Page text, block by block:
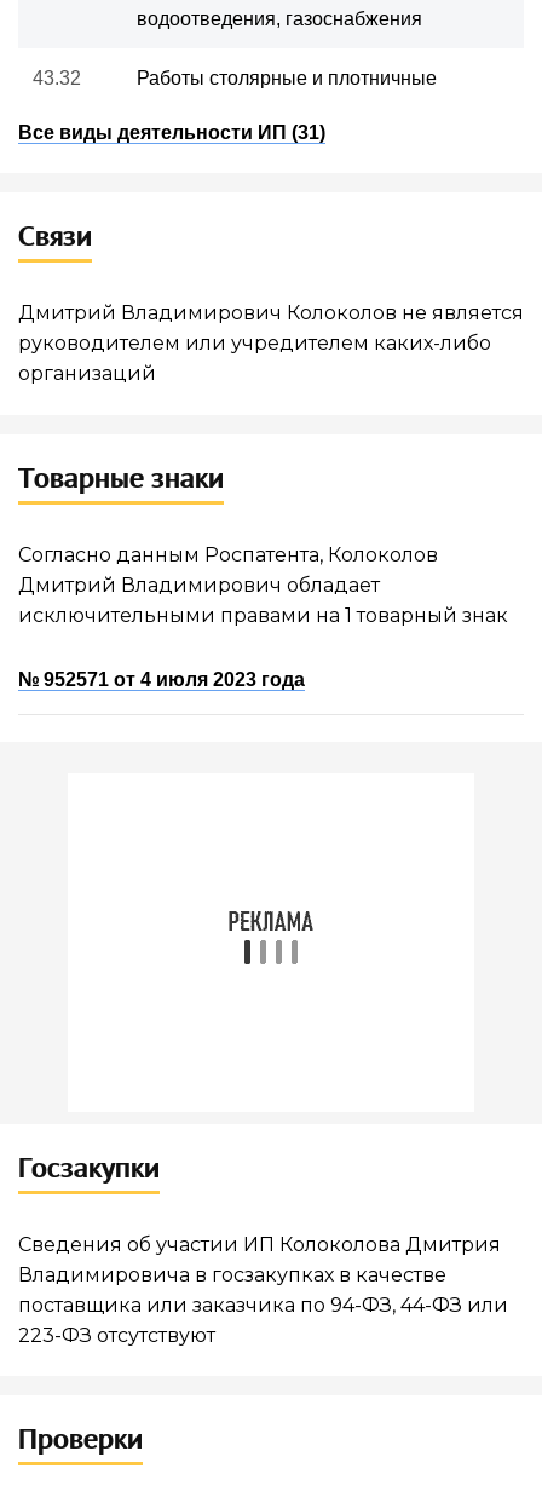
водоотведения, газоснабжения
43.32 Работы столярные и плотничные
Все виды деятельности ИП (31)
Связи
Дмитрий Владимирович Колоколов не является
руководителем или учредителем каких-либо
организаций
Товарные знаки
Согласно данным Роспатента, Колоколов
Дмитрий Владимирович обладает
исключительными правами на 1 товарный знак
№ 952571 от 4 июля 2023 года
Госзакупки
Сведения об участии ИП Колоколова Дмитрия
Владимировича в госзакупках в качестве
поставщика или заказчика по 94-ФЗ, 44-ФЗ или
223-ФЗ отсутствуют
Проверки